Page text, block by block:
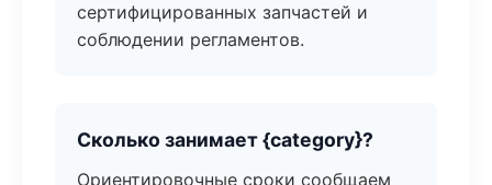
сертифицированных запчастей и
соблюдении регламентов.
Сколько занимает {category}?
Ориентировочные сроки сообщаем